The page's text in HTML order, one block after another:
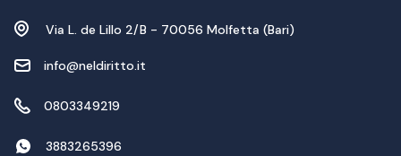
Via L. de Lillo 2/B - 70056 Molfetta (Bari)
info@neldiritto.it
0803349219
3883265396